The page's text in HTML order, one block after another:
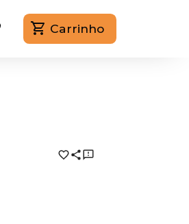
Carrinho